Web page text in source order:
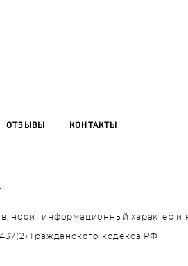
ОТЗЫВЫ КОНТАКТЫ
носит информационный характер и
Гражданского кодекса РФ